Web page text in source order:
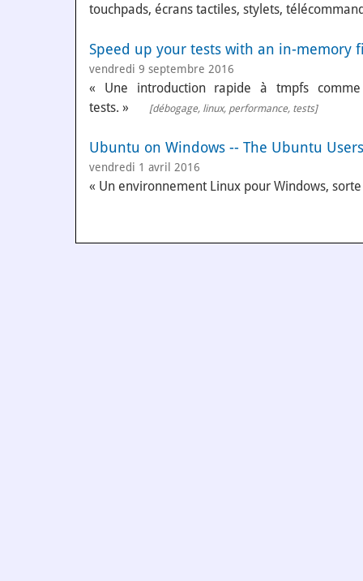
touchpads, écrans tactiles, stylets,
Speed up your tests with an in-memory
vendredi 9 septembre 2016
« Une introduction rapide à tmpfs
tests. »
[débogage, linux, performance, tests]
Ubuntu on Windows -- The Ubuntu
vendredi 1 avril 2016
« Un environnement Linux pour Windows,